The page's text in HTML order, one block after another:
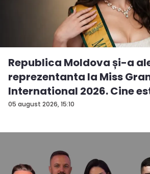
05 august 2026, 15:10
Republica Moldova și-a
reprezentanta la Miss
International 2026. Cine